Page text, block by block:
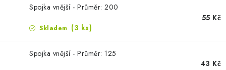
Spojka vnější - Průměr: 200
Skladem (3 ks)
55 Kč
Spojka vnější - Průměr: 125
43 Kč